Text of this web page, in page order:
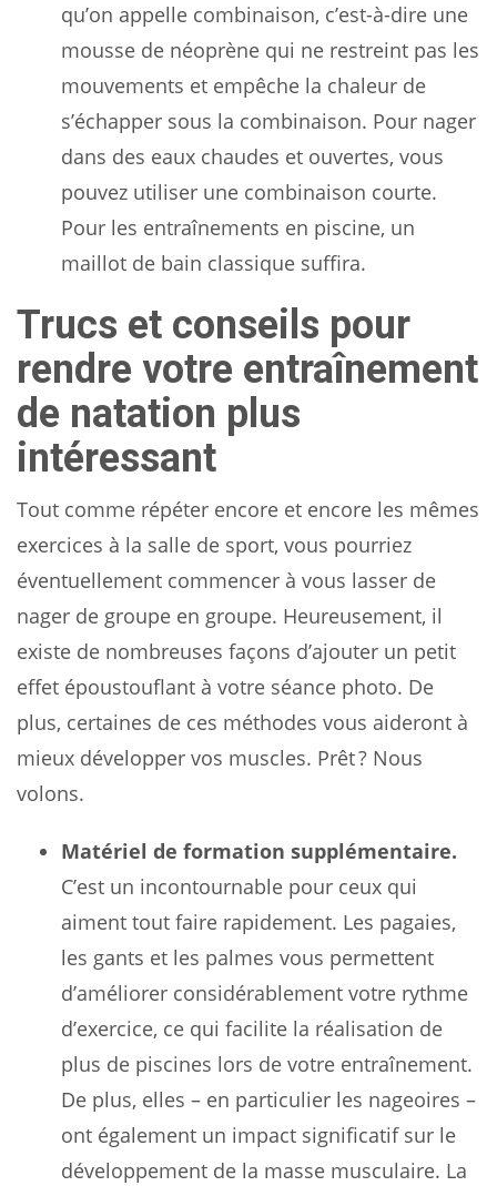
qu’on appelle combinaison, c’est-à-dire une
mousse de néoprène qui ne restreint pas les
mouvements et empêche la chaleur de
s’échapper sous la combinaison. Pour nager
dans des eaux chaudes et ouvertes, vous
pouvez utiliser une combinaison courte.
Pour les entraînements en piscine, un
maillot de bain classique suffira.
Trucs et conseils pour
rendre votre entraînement
de natation plus
intéressant
Tout comme répéter encore et encore les mêmes
exercices à la salle de sport, vous pourriez
éventuellement commencer à vous lasser de
nager de groupe en groupe. Heureusement, il
existe de nombreuses façons d’ajouter un petit
effet époustouflant à votre séance photo. De
plus, certaines de ces méthodes vous aideront à
mieux développer vos muscles. Prêt ? Nous
volons.
Matériel de formation supplémentaire.
C’est un incontournable pour ceux qui
aiment tout faire rapidement. Les pagaies,
les gants et les palmes vous permettent
d’améliorer considérablement votre rythme
d’exercice, ce qui facilite la réalisation de
plus de piscines lors de votre entraînement.
De plus, elles – en particulier les nageoires –
ont également un impact significatif sur le
développement de la masse musculaire. La